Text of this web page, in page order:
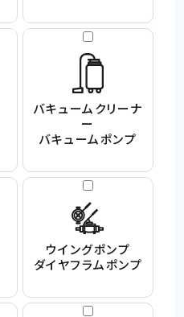
バキュームクリーナ
ー
バキュームポンプ
ウイングポンプ
ダイヤフラムポンプ